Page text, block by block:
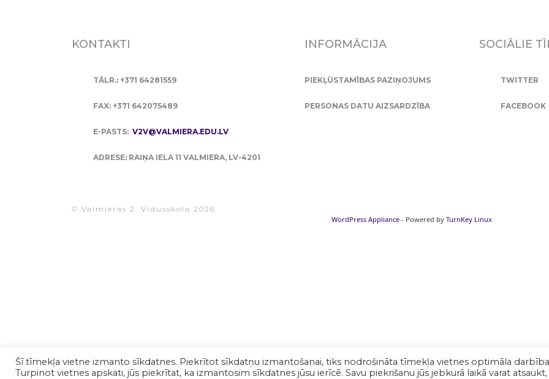
KONTAKTI
TĀLR.: +371 64281559
FAX: +371 642075489
E-PASTS: V2V@VALMIERA.EDU.LV
ADRESE: RAIŅA IELA 11 VALMIERA, LV-4201
INFORMĀCIJA
PIEKĻŪSTAMĪBAS PAZIŅOJUMS
PERSONAS DATU AIZSARDZĪBA
SOCIĀLIE
TWITTER
FACEBOOK
© Valmieras 2. Vidusskola 2026
Šī tīmekļa vietne izmanto sīkdatnes. Piekrītot sīkdatņu izmantošanai, tiks nodrošināta tīmekļa vietnes optimāla
Turpinot vietnes apskati, jūs piekrītat, ka izmantosim sīkdatnes jūsu ierīcē. Savu piekrišanu jūs jebkurā laikā varat atsaukt,
WordPress Appliance - Powered by TurnKey Linux